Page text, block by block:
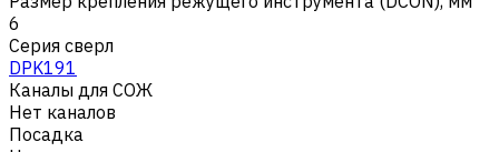
6
Серия сверл
DPK191
Каналы для СОЖ
Нет каналов
Посадка